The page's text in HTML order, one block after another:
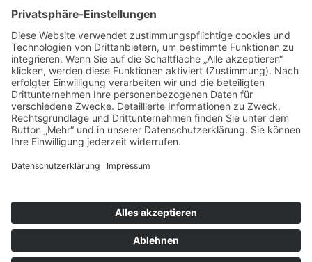
Pflichtfeld
Sicherheitsfrage
die Summe aus 5 und 6?
Für Kurzentschlossene
Ganz einfach sachsenweit eine Unterkunft finden: Über den Button
unten gelangen Sie direkt zum Buchungsportal der Tourismus
Marketing Gesellschaft Sachsen.
Optionen
»Neue Suche
»Merkliste anzeigen
Informationen
Impressum•Datenschutz